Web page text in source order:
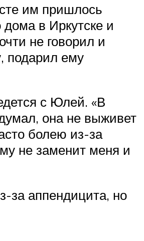
им пришлось
дома в Иркутске и
не говорил и
подарил ему
с Юлей. «В
она не выживет
болею из-за
не заменит меня и
за аппендицита, но